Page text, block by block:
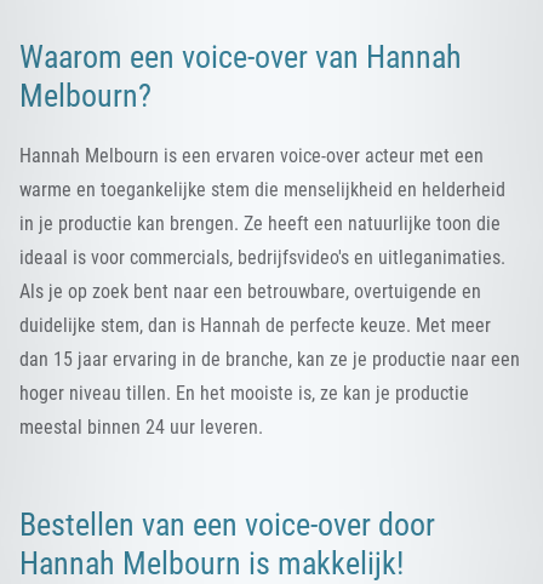
Waarom een voice-over van Hannah
Melbourn?
Hannah Melbourn is een ervaren voice-over acteur met een
warme en toegankelijke stem die menselijkheid en helderheid
in je productie kan brengen. Ze heeft een natuurlijke toon die
ideaal is voor commercials, bedrijfsvideo's en uitleganimaties.
Als je op zoek bent naar een betrouwbare, overtuigende en
duidelijke stem, dan is Hannah de perfecte keuze. Met meer
dan 15 jaar ervaring in de branche, kan ze je productie naar een
hoger niveau tillen. En het mooiste is, ze kan je productie
meestal binnen 24 uur leveren.
Bestellen van een voice-over door
Hannah Melbourn is makkelijk!